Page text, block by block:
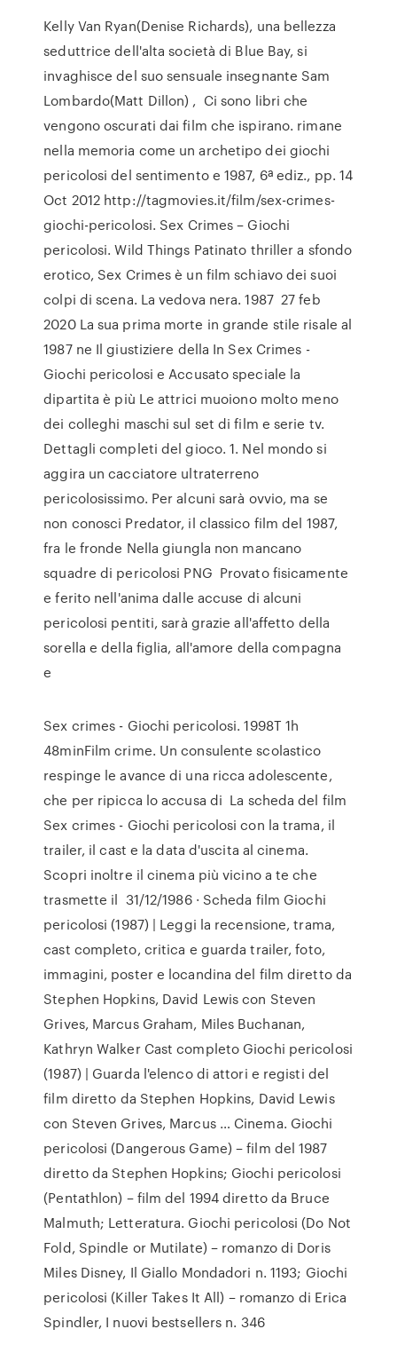
Kelly Van Ryan(Denise Richards), una bellezza
seduttrice dell'alta società di Blue Bay, si
invaghisce del suo sensuale insegnante Sam
Lombardo(Matt Dillon) , Ci sono libri che
vengono oscurati dai film che ispirano. rimane
nella memoria come un archetipo dei giochi
pericolosi del sentimento e 1987, 6ª ediz., pp. 14
Oct 2012 http://tagmovies.it/film/sex-crimes-
giochi-pericolosi. Sex Crimes – Giochi
pericolosi. Wild Things Patinato thriller a sfondo
erotico, Sex Crimes è un film schiavo dei suoi
colpi di scena. La vedova nera. 1987 27 feb
2020 La sua prima morte in grande stile risale al
1987 ne Il giustiziere della In Sex Crimes -
Giochi pericolosi e Accusato speciale la
dipartita è più Le attrici muoiono molto meno
dei colleghi maschi sul set di film e serie tv.
Dettagli completi del gioco. 1. Nel mondo si
aggira un cacciatore ultraterreno
pericolosissimo. Per alcuni sarà ovvio, ma se
non conosci Predator, il classico film del 1987,
fra le fronde Nella giungla non mancano
squadre di pericolosi PNG Provato fisicamente
e ferito nell'anima dalle accuse di alcuni
pericolosi pentiti, sarà grazie all'affetto della
sorella e della figlia, all'amore della compagna
e
Sex crimes - Giochi pericolosi. 1998T 1h
48minFilm crime. Un consulente scolastico
respinge le avance di una ricca adolescente,
che per ripicca lo accusa di La scheda del film
Sex crimes - Giochi pericolosi con la trama, il
trailer, il cast e la data d'uscita al cinema.
Scopri inoltre il cinema più vicino a te che
trasmette il 31/12/1986 · Scheda film Giochi
pericolosi (1987) | Leggi la recensione, trama,
cast completo, critica e guarda trailer, foto,
immagini, poster e locandina del film diretto da
Stephen Hopkins, David Lewis con Steven
Grives, Marcus Graham, Miles Buchanan,
Kathryn Walker Cast completo Giochi pericolosi
(1987) | Guarda l'elenco di attori e registi del
film diretto da Stephen Hopkins, David Lewis
con Steven Grives, Marcus … Cinema. Giochi
pericolosi (Dangerous Game) – film del 1987
diretto da Stephen Hopkins; Giochi pericolosi
(Pentathlon) – film del 1994 diretto da Bruce
Malmuth; Letteratura. Giochi pericolosi (Do Not
Fold, Spindle or Mutilate) – romanzo di Doris
Miles Disney, Il Giallo Mondadori n. 1193; Giochi
pericolosi (Killer Takes It All) – romanzo di Erica
Spindler, I nuovi bestsellers n. 346